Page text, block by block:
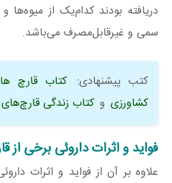
دریافته بودند کدام‌یک از
سمی و غیرقابل‌مصرف می‌باشد.
کتب پیشنهادی: کتاب قارچ
کشاورزی و کتاب زندگی
فواید و اثرات داروئی برخی از
علاوه بر آن از فواید و اثرات